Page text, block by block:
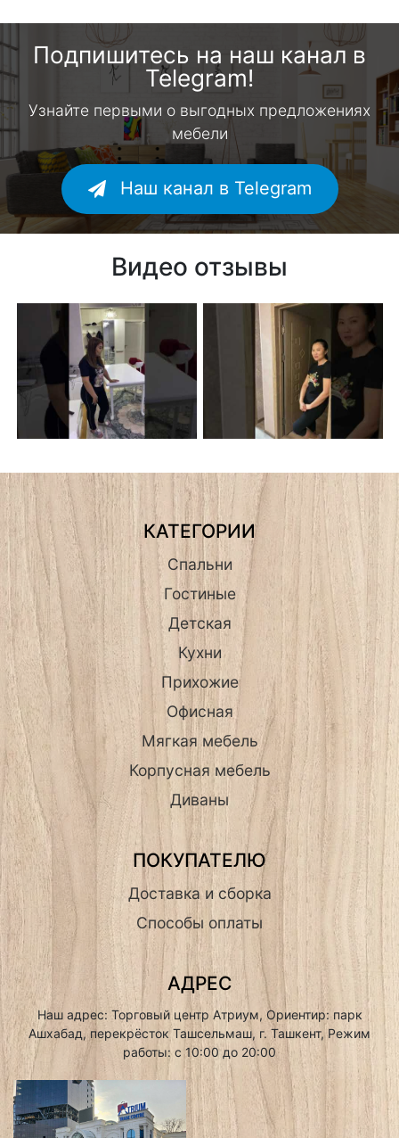
Подпишитесь на наш канал в
Telegram!
Узнайте первыми о выгодных предложениях
мебели
Наш канал в Telegram
Видео отзывы
КАТЕГОРИИ
Спальни
Гостиные
Детская
Кухни
Прихожие
Офисная
Мягкая мебель
Корпусная мебель
Диваны
ПОКУПАТЕЛЮ
Доставка и сборка
Способы оплаты
АДРЕС
Наш адрес: Торговый центр Атриум, Ориентир: парк
Ашхабад, перекрёсток Ташсельмаш, г. Ташкент, Режим
работы: с 10:00 до 20:00